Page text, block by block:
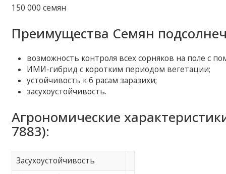
150 000 семян
Преимущества Семян
возможность контроля всех сорняков на поле с
ИМИ-гибрид с коротким периодом вегетации;
устойчивость к 6 расам заразихи;
засухоустойчивость.
Агрономические
7883):
Засухоустойчивость